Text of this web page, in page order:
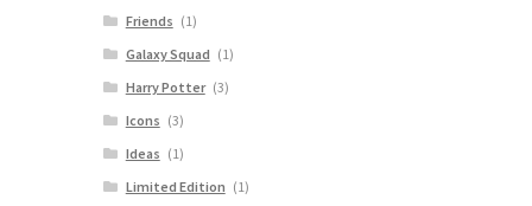
Friends (1)
Galaxy Squad (1)
Harry Potter (3)
Icons (3)
Ideas (1)
Limited Edition (1)